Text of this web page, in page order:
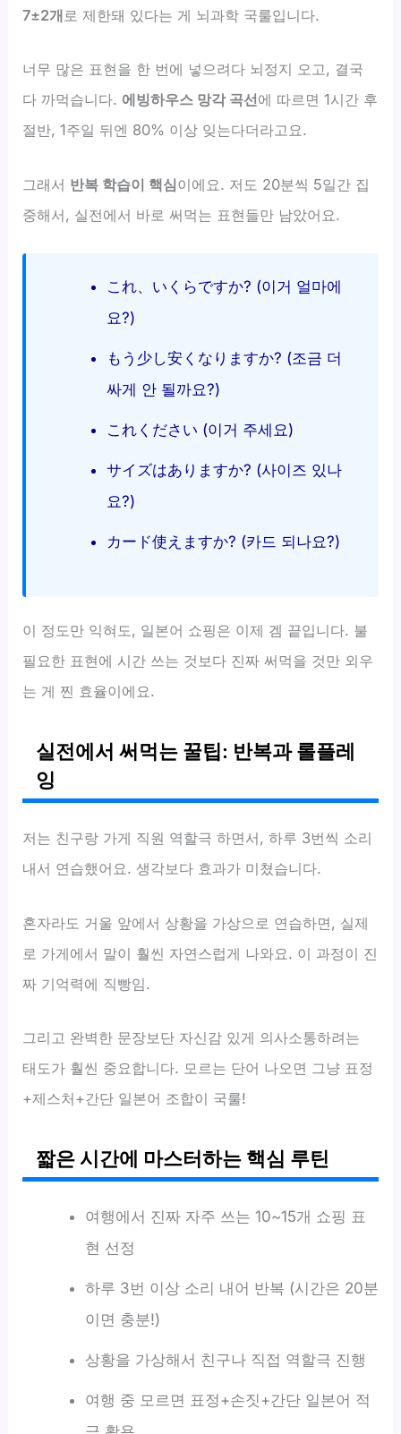
7±2개로 제한돼 있다는 게 뇌과학 국룰입니다.
너무 많은 표현을 한 번에 넣으려다 뇌정지 오고, 결국
다 까먹습니다. 에빙하우스 망각 곡선에 따르면 1시간 후
절반, 1주일 뒤엔 80% 이상 잊는다더라고요.
그래서 반복 학습이 핵심이에요. 저도 20분씩 5일간 집
중해서, 실전에서 바로 써먹는 표현들만 남았어요.
これ、いくらですか? (이거 얼마에
요?)
もう少し安くなりますか? (조금 더
싸게 안 될까요?)
これください (이거 주세요)
サイズはありますか? (사이즈 있나
요?)
カード使えますか? (카드 되나요?)
이 정도만 익혀도, 일본어 쇼핑은 이제 겜 끝입니다. 불
필요한 표현에 시간 쓰는 것보다 진짜 써먹을 것만 외우
는 게 찐 효율이에요.
실전에서 써먹는 꿀팁: 반복과 롤플레
잉
저는 친구랑 가게 직원 역할극 하면서, 하루 3번씩 소리
내서 연습했어요. 생각보다 효과가 미쳤습니다.
혼자라도 거울 앞에서 상황을 가상으로 연습하면, 실제
로 가게에서 말이 훨씬 자연스럽게 나와요. 이 과정이 진
짜 기억력에 직빵임.
그리고 완벽한 문장보단 자신감 있게 의사소통하려는
태도가 훨씬 중요합니다. 모르는 단어 나오면 그냥 표정
+제스처+간단 일본어 조합이 국룰!
짧은 시간에 마스터하는 핵심 루틴
여행에서 진짜 자주 쓰는 10~15개 쇼핑 표
현 선정
하루 3번 이상 소리 내어 반복 (시간은 20분
이면 충분!)
상황을 가상해서 친구나 직접 역할극 진행
여행 중 모르면 표정+손짓+간단 일본어 적